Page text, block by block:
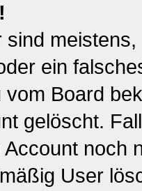
sind
ein
vom Board
gelöscht.
noch
User